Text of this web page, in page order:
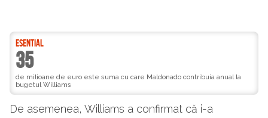
ESENTIAL
35
de milioane de euro este suma cu care Maldonado contribuia anual la
bugetul Williams
De asemenea, Williams a confirmat că i-a